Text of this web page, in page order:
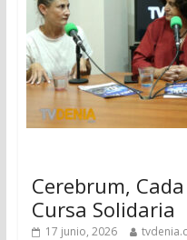
Cerebrum,
Cursa Solidaria
17 junio, 2026